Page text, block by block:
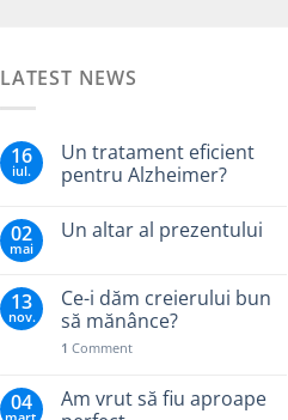
LATEST NEWS
16
iul.
Un tratament eficient
pentru Alzheimer?
02
mai
Un altar al prezentului
13
nov.
Ce-i dăm creierului bun
să mănânce?
1 Comment
04
Am vrut să fiu aproape